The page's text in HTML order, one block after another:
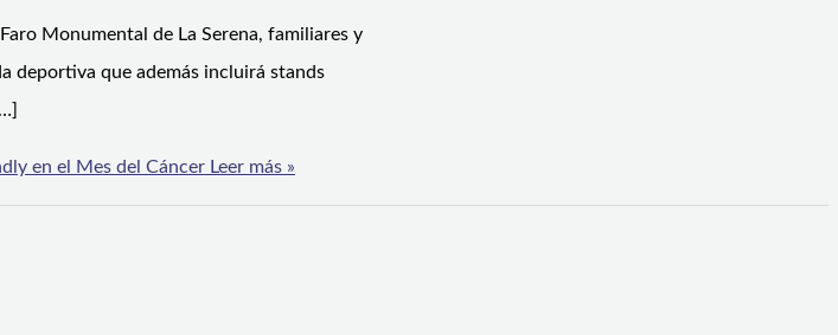
Monumental de La Serena, familiares y
deportiva que además incluirá stands
en el Mes del Cáncer Leer más »